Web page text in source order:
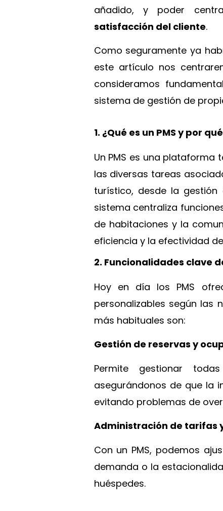
añadido, y poder
satisfacción del cliente.
Como seguramente ya
este artículo nos
consideramos
sistema de gestión de
1. ¿Qué es un PMS y por
Un PMS es una
las diversas tareas
turístico, desde la
sistema centraliza
de habitaciones y la
eficiencia y la efectividad
2. Funcionalidades clave
Hoy en día los PMS
personalizables según las
más habituales son:
Gestión de reservas y
Permite gestionar
asegurándonos de que la
evitando problemas de
Administración de tarifas
Con un PMS, podemos
demanda o la
huéspedes.